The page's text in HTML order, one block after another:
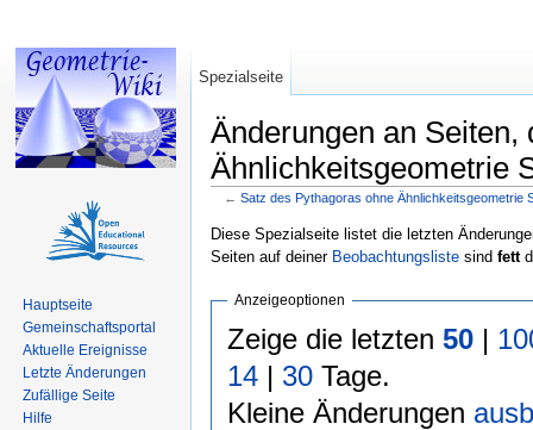
Änderungen an Seiten,
Ähnlichkeitsgeometrie
← Satz des Pythagoras ohne Ähnlichkeitsgeometrie
Diese Spezialseite listet die letzten
Seiten auf deiner Beobachtungsliste sind fett
Anzeigeoptionen
Zeige die letzten 50|
14| 30Tage.
Kleine Änderungen
Spezialseite
Hauptseite
Gemeinschaftsportal
Aktuelle Ereignisse
Letzte Änderungen
Zufällige Seite
Hilfe